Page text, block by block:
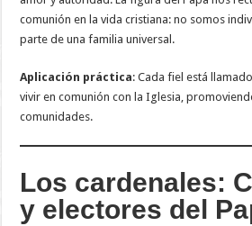
comunión en la vida cristiana: no somos
parte de una familia universal.
Aplicación práctica: Cada fiel está
vivir en comunión con la Iglesia,
comunidades.
Los cardenales:
y electores del